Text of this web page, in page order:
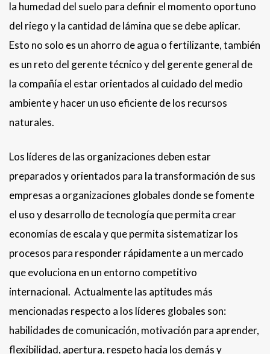
la humedad del suelo para definir el momento oportuno
del riego y la cantidad de lámina que se debe aplicar.
Esto no solo es un ahorro de agua o fertilizante, también
es un reto del gerente técnico y del gerente general de
la compañía el estar orientados al cuidado del medio
ambiente y hacer un uso eficiente de los recursos
naturales.
Los líderes de las organizaciones deben estar
preparados y orientados para la transformación de sus
empresas a organizaciones globales donde se fomente
el uso y desarrollo de tecnología que permita crear
economías de escala y que permita sistematizar los
procesos para responder rápidamente a un mercado
que evoluciona en un entorno competitivo
internacional. Actualmente las aptitudes más
mencionadas respecto a los líderes globales son:
habilidades de comunicación, motivación para aprender,
flexibilidad, apertura, respeto hacia los demás y